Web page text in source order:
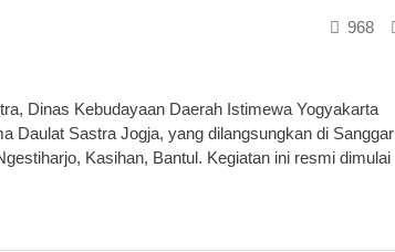
968
Dinas Kebudayaan Daerah Istimewa Yogyakarta
Daulat Sastra Jogja, yang dilangsungkan di Sanggar
Kasihan, Bantul. Kegiatan ini resmi dimulai